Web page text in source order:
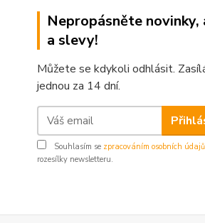
Nepropásněte novinky,
a slevy!
Můžete se kdykoli odhlásit.
jednou za 14 dní.
Souhlasím se zpracováním osobních údajů
rozesílky newsletteru.